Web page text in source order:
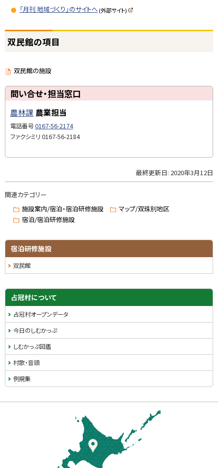
「月刊 地域づくり」のサイトへ(外部サイト)
規
)
ッ
に
双民館の項目
双民館の施設
ッ
プ
に
戻
問い合せ・担当窓口
農林課 農業担当
電話番号0167-56-2174
ファクシミリ 0167-56-2184
ッ
プ
最終更新日: 2020年3月12日
関連カテゴリー
施設案内/宿泊・宿泊研修施設
マップ/双珠別地区
宿泊/宿泊研修施設
宿泊研修施設
双民館
サ
イ
ド
・
メ
ニ
占冠村について
占冠村オープンデータ
今日のしむかっぷ
しむかっぷ図鑑
村歌・音頭
例規集